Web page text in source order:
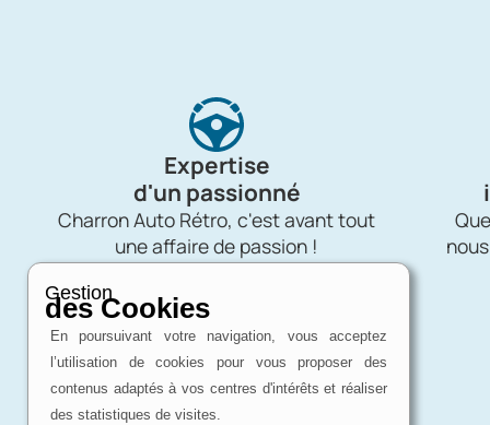
Expertise
d'un passionné
Charron Auto Rétro, c'est avant tout
une affaire de passion !
Gestion
des Cookies
En poursuivant votre navigation, vous acceptez
l’utilisation de cookies pour vous proposer des
contenus adaptés à vos centres d'intérêts et réaliser
des statistiques de visites.